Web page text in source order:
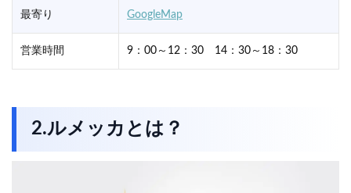
最寄り GoogleMap
営業時間 9：00～12：30 14：30～18：30
2.ルメッカとは？